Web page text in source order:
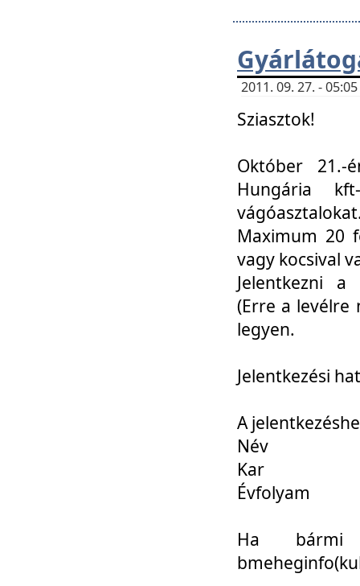
2011. 09. 27. -
Sziasztok!
Október 21.-
Hungária
Maximum 20
vagy kocsival
Jelentkezni a
(Erre a levélre
legyen.
Jelentkezési
A
Név
Kar
Évfolyam
Ha